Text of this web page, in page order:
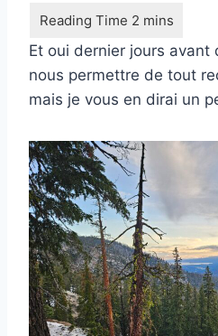
Et oui dernier jours avant
nous permettre de tout
mais je vous en dirai un